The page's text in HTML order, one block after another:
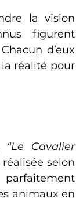
la vision
figurent
d’eux
réalité pour
“Le Cavalier
selon
animaux en